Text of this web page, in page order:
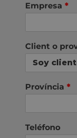
Empresa *
Client o
Província *
Teléfono